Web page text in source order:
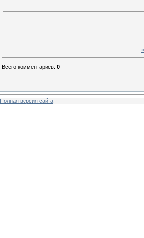
Всего комментариев: 0
Полная версия сайта